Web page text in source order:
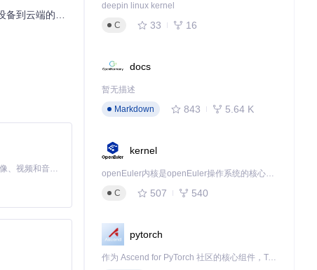
additional
语音助手构建
MiniMax H3 是一个通用的全模态生成系统。它支持对由文本、图像、视频和音频组成的多模态上下文进行统一理解，并能生成分辨率高达 2K、时长可达 15 秒的带原生立体声音频的视频。得益于面向任务泛化的系统设计，H3 在预训练阶段就已具备广泛的多模态上下文理解与生成能力，能够出色地执行复杂的多模态指令。
deepin linux kernel
C
33 16
docs
暂无描述
Markdown
843 5.64 K
kernel
openEuler内核是openEuler操作系统的核心，既是系统性能与稳定性的基石，也是连接处理器、设备与服务的桥梁。
C
507 540
pytorch
作为 Ascend for PyTorch 社区的核心组件，TorchNPU 是昇腾专为 PyTorch 打造的深度学习适配插件，使 PyTorch 框架能够直接调用昇腾 NPU，为开发者提供昇腾 AI 处理器的超强算力。